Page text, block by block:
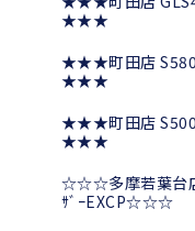
★★★
★★★町田店 S580
★★★
★★★町田店 S500
★★★
☆☆☆多摩若葉台
ｻﾞｰEXCP☆☆☆